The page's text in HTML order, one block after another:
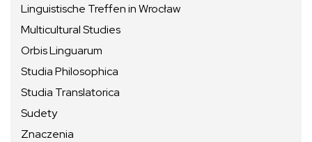
Linguistische Treffen in Wrocław
Multicultural Studies
Orbis Linguarum
Studia Philosophica
Studia Translatorica
Sudety
Znaczenia